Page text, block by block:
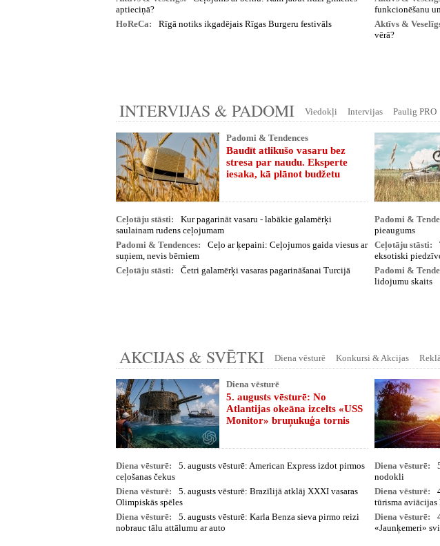
aptieciņā?
HoReCa:
Rīgā notiks ikgadējais Rīgas Burgeru festivāls
funkcionēšanu
Aktīvs &
vērā?
INTERVIJAS & PADOMI Viedokļi Intervijas Paulig PRO
Padomi & Tendences
Baudīt atlikušo vasaru bez
stresa par naudu. Eksperte
iesaka, kā plānot budžetu
Ceļotāju stāsti:
Kur pagarināt vasaru - labākie galamērķi
saulainam rudens ceļojumam
Padomi & Tendences:
Ceļo ar ķepaini: Ceļojumos gaida viesus ar
suņiem, nevis bērniem
Ceļotāju stāsti:
Četri galamērķi vasaras pagarināšanai Turcijā
Padomi &
pieaugums
Ceļotāju stāsti:
eksotiski
Padomi &
lidojumu skaits
AKCIJAS & SVĒTKI Diena vēsturē Konkursi & Akcijas
Diena vēsturē
5. augusts vēsturē: No
Atlantijas okeāna izcelts «USS
Monitor» bruņukuģa tornis
Diena vēsturē:
5. augusts vēsturē: American Express izdot pirmos
ceļošanas čekus
Diena vēsturē:
5. augusts vēsturē: Brazīlijā atklāj XXXI vasaras
Olimpiskās spēles
Diena vēsturē:
5. augusts vēsturē: Karla Benza sieva pirmo reizi
nobrauc tālu attālumu ar auto
Diena vēsturē:
nodokli
Diena vēsturē:
tūrisma aviācijas
Diena vēsturē:
«Jaunķemeri»